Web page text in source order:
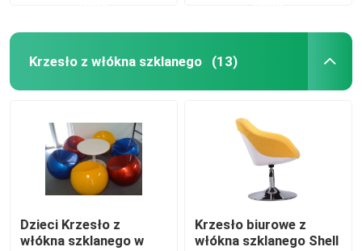
Krzesło z włókna szklanego (13)
Dzieci Krzesło z
włókna szklanego w
Krzesło biurowe z
włókna szklanego Shell